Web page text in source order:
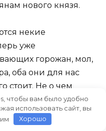
нового князя.
некие
уже
горожан, мол,
оба они для нас
стоит. Не о чем
она всяко покажет.
Тут Олег
Первое: объявил
чтобы вам было удобно
использовать сайт, вы
Хорошо